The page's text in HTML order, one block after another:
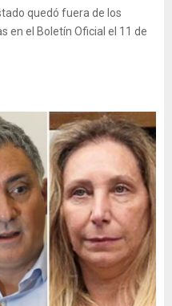
quedó fuera de los
en el Boletín Oficial el 11 de